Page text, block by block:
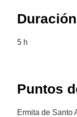
Duración
5 h
Puntos
Ermita de Santo